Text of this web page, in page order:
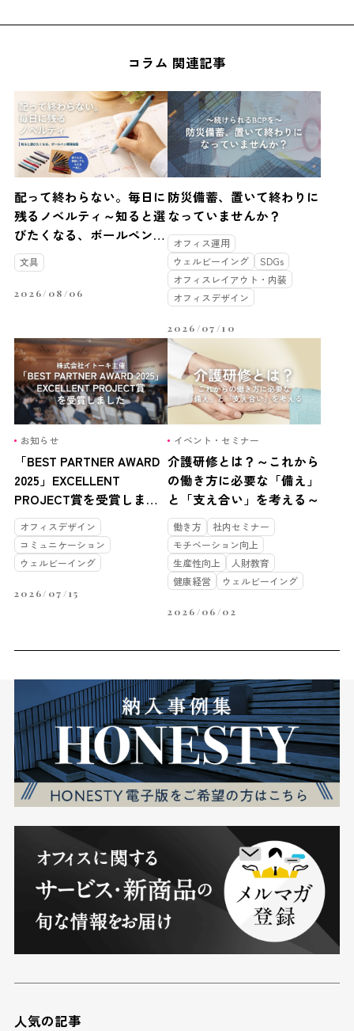
コラム 関連記事
配って終わらない。毎日に
残るノベルティ～知ると選
びたくなる、ボールペン開
発秘話～
文具
2026/08/06
防災備蓄、置いて終わりに
なっていませんか？
オフィス運用
ウェルビーイング
SDGs
オフィスレイアウト・内装
オフィスデザイン
2026/07/10
お知らせ
「BEST PARTNER AWARD
2025」EXCELLENT
PROJECT賞を受賞しまし
たオフィスデザイン
コミュニケーション
ウェルビーイング
2026/07/15
イベント・セミナー
介護研修とは？～これから
の働き方に必要な「備え」
と「支え合い」を考える～
働き方
社内セミナー
モチベーション向上
生産性向上
人財教育
健康経営
ウェルビーイング
2026/06/02
人気の記事